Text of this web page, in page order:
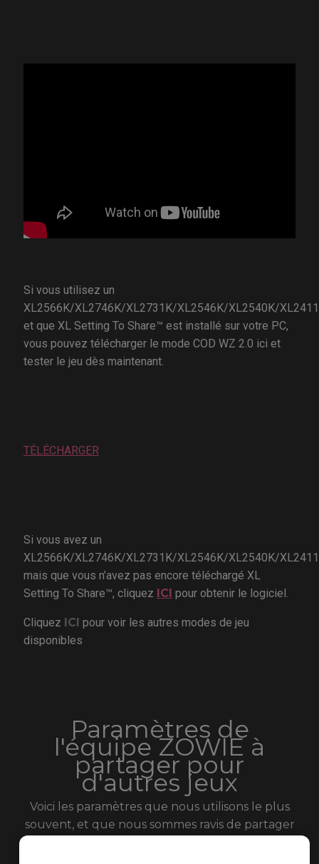
Si vous utilisez un
XL2566K/XL2746K/XL2731K/XL2546K/XL2540K/
et que XL Setting To Share™ est installé sur votre PC,
vous pouvez télécharger le mode COD WZ 2.0 ici et
tester le jeu dès maintenant.
TÉLÉCHARGER
Si vous avez un
XL2566K/XL2746K/XL2731K/XL2546K/XL2540K/
mais que vous n’avez pas encore téléchargé XL
Setting To Share™, cliquez ICI pour obtenir le logiciel.
Cliquez ICI pour voir les autres modes de jeu
disponibles
Paramètres de
l'équipe ZOWIE à
partager pour
d'autres jeux
Voici les paramètres que nous utilisons le plus
souvent, et que nous sommes ravis de partager